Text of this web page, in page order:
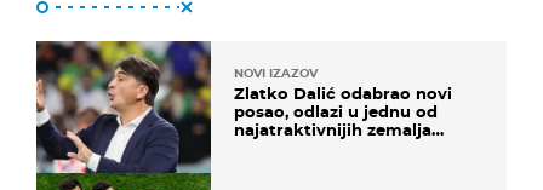
NOVI IZAZOV
Zlatko Dalić odabrao novi
posao, odlazi u jednu od
najatraktivnijih zemalja